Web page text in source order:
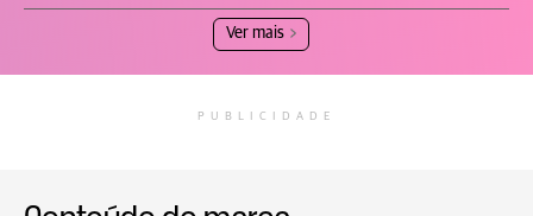
Ver mais
PUBLICIDADE